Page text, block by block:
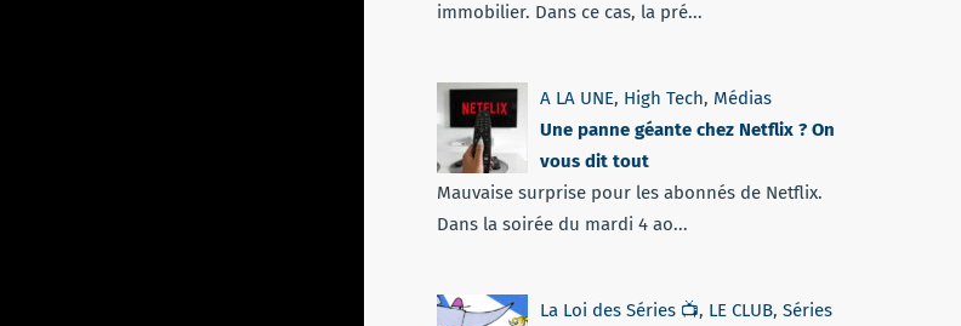
immobilier. Dans ce cas, la pré...
A LA UNE, High Tech, Médias
Une panne géante chez Netflix ? On
vous dit tout
Mauvaise surprise pour les abonnés de Netflix.
Dans la soirée du mardi 4 ao...
La Loi des Séries 📺, LE CLUB, Séries